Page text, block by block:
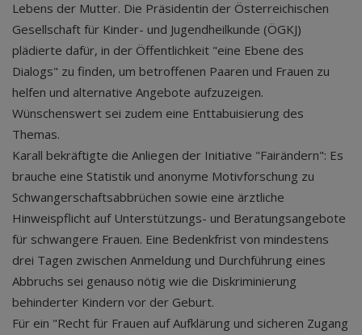
Lebens der Mutter. Die Präsidentin der Österreichischen
Gesellschaft für Kinder- und Jugendheilkunde (ÖGKJ)
plädierte dafür, in der Öffentlichkeit "eine Ebene des
Dialogs" zu finden, um betroffenen Paaren und Frauen zu
helfen und alternative Angebote aufzuzeigen.
Wünschenswert sei zudem eine Enttabuisierung des
Themas.
Karall bekräftigte die Anliegen der Initiative "Fairändern": Es
brauche eine Statistik und anonyme Motivforschung zu
Schwangerschaftsabbrüchen sowie eine ärztliche
Hinweispflicht auf Unterstützungs- und Beratungsangebote
für schwangere Frauen. Eine Bedenkfrist von mindestens
drei Tagen zwischen Anmeldung und Durchführung eines
Abbruchs sei genauso nötig wie die Diskriminierung
behinderter Kindern vor der Geburt.
Für ein "Recht für Frauen auf Aufklärung und sicheren Zugang